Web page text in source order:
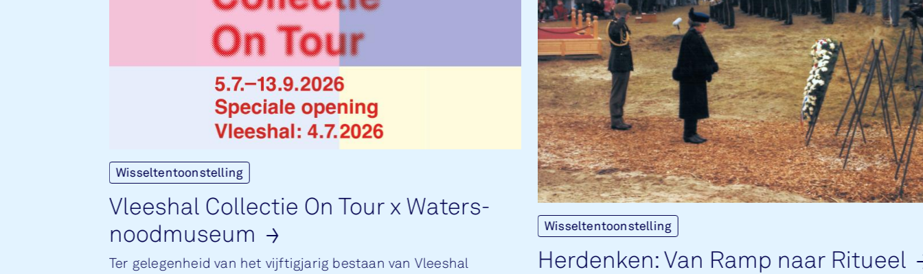
Wisseltentoonstelling
Vlees­hal Col­lec­tie On Tour x Wa­ters­
nood­mu­se­um
Ter gelegenheid van het vijftigjarig bestaan van Vleeshal
Wisseltentoonstelling
Her­den­ken: Van Ramp naar Ri­tu­eel